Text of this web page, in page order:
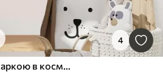
4
Астронавт з газонокосаркою в космосі